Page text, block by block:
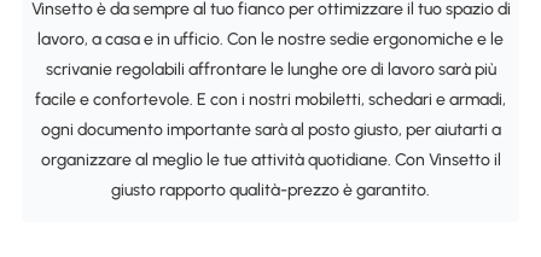
Vinsetto è da sempre al tuo fianco per ottimizzare il tuo spazio di
lavoro, a casa e in ufficio. Con le nostre sedie ergonomiche e le
scrivanie regolabili affrontare le lunghe ore di lavoro sarà più
facile e confortevole. E con i nostri mobiletti, schedari e armadi,
ogni documento importante sarà al posto giusto, per aiutarti a
organizzare al meglio le tue attività quotidiane. Con Vinsetto il
giusto rapporto qualità-prezzo è garantito.